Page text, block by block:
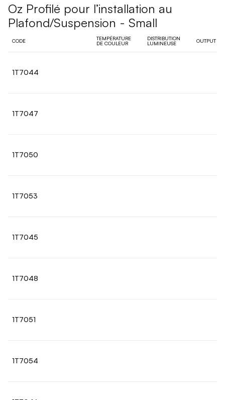
Oz Profilé pour l’installation au
Plafond/Suspension - Small
CODE
TEMPÉRATURE
DE COULEUR
DISTRIBUTION
LUMINEUSE
OUTPUT
1T7044
1T7047
1T7050
1T7053
1T7045
1T7048
1T7051
1T7054